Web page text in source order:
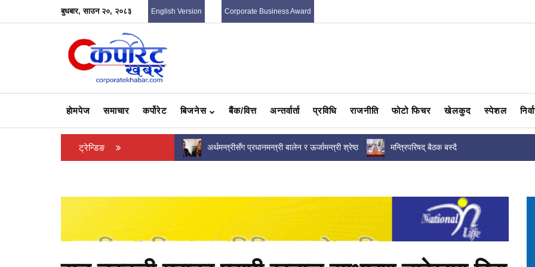
बुधबार, साउन २०, २०८३ English Version Corporate Business Award
हाेमपेज समाचार कर्पोरेट बिजनेस बैंक/वित्त अन्तर्वार्ता प्रविधि राजनीति फोटो फिचर खेलकुद स्पेशल
ट्रेन्डिङ
अर्थमन्त्रीसँग प्रधानमन्त्री बालेन र ऊर्जामन्त्री श्रेष्ठ
मन्त्रिपरिषद् बैठक बस्दै
हर्कपुर मावीमा शिक्षक सरुवालाई लिएर चर्कियो